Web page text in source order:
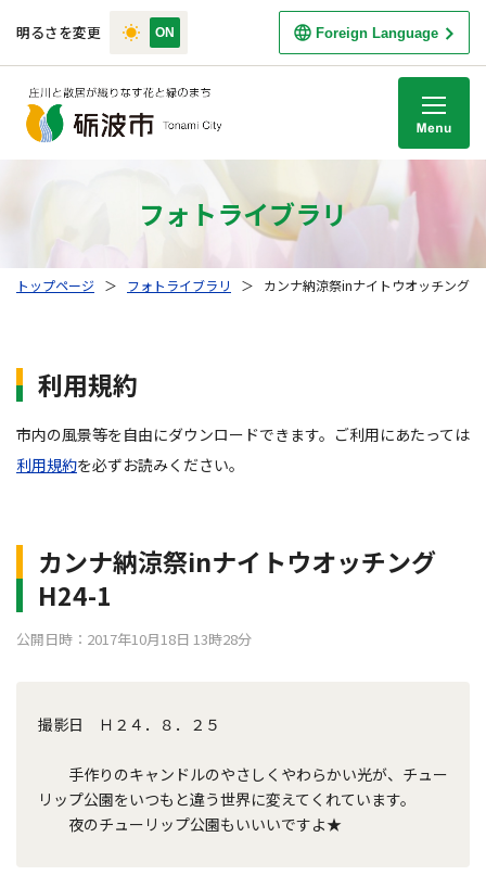
明るさを変更 Foreign Language
フォトライブラリ
トップページ ＞ フォトライブラリ ＞ カンナ納涼祭inナイトウオッチング
利用規約
市内の風景等を自由にダウンロードできます。ご利用にあたっては
利用規約を必ずお読みください。
カンナ納涼祭inナイトウオッチング
H24-1
公開日時：2017年10月18日 13時28分
撮影日 Ｈ２４．８．２５
手作りのキャンドルのやさしくやわらかい光が、チュー
リップ公園をいつもと違う世界に変えてくれています。
夜のチューリップ公園もいいいですよ★